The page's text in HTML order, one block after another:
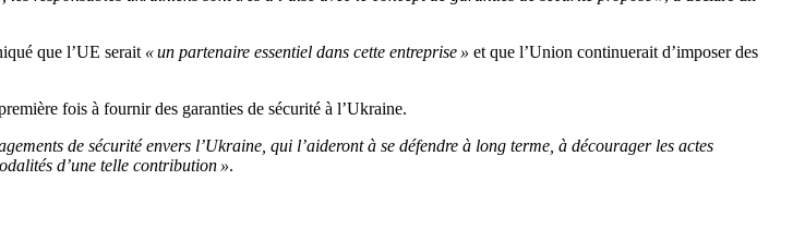
que l’UE serait « un partenaire essentiel dans cette entreprise » et que l’Union continuerait d’imposer des
fois à fournir des garanties de sécurité à l’Ukraine.
de sécurité envers l’Ukraine, qui l’aideront à se défendre à long terme, à décourager les actes
d’une telle contribution ».